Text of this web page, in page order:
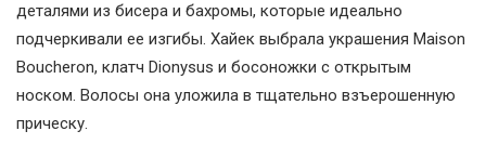
деталями из бисера и бахромы, которые идеально
подчеркивали ее изгибы. Хайек выбрала украшения Maison
Boucheron, клатч Dionysus и босоножки с открытым
носком. Волосы она уложила в тщательно взъерошенную
прическу.